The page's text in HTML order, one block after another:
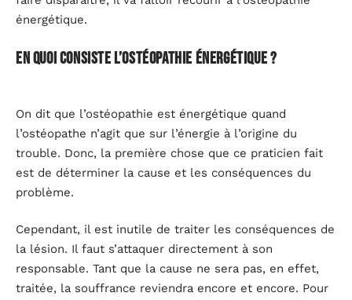
énergétique.
En quoi consiste l’ostéopathie énergétique ?
On dit que l’ostéopathie est énergétique quand
l’ostéopathe n’agit que sur l’énergie à l’origine du
trouble. Donc, la première chose que ce praticien fait
est de déterminer la cause et les conséquences du
problème.
Cependant, il est inutile de traiter les conséquences de
la lésion. Il faut s’attaquer directement à son
responsable. Tant que la cause ne sera pas, en effet,
traitée, la souffrance reviendra encore et encore. Pour